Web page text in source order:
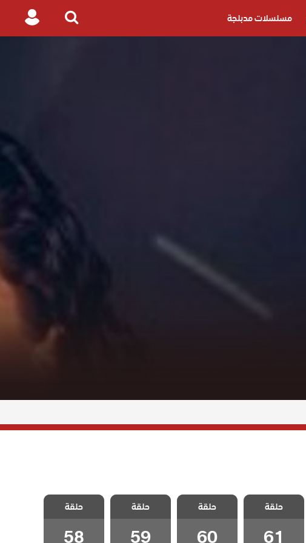
مسلسلات مدبلجة
Search
Login
مسلسل هذا
العالم لا يسعني
الحلقة 61
حلقة
61
مسلسل هذا
العالم لا يسعني
الحلقة 60
حلقة
60
مسلسل هذا
العالم لا يسعني
الحلقة 59
حلقة
59
مسلسل هذا
العالم لا يسعني
الحلقة 58
حلقة
58